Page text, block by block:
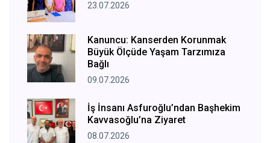
23.07.2026
Kanuncu: Kanserden Korunmak
Büyük Ölçüde Yaşam Tarzımıza
Bağlı
09.07.2026
İş İnsanı Asfuroğlu’ndan Başhekim
Kavvasoğlu’na Ziyaret
08.07.2026